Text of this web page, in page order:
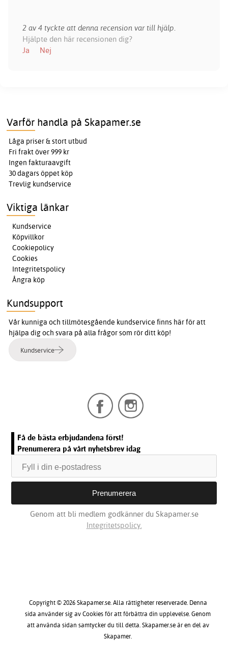
2 av 4 tyckte att denna recension var till hjälp.
Hjälpte den här recensionen dig?
Ja
Nej
Varför handla på Skapamer.se
Låga priser & stort utbud
Fri frakt över 999 kr
Ingen fakturaavgift
30 dagars öppet köp
Trevlig kundservice
Viktiga länkar
Kundservice
Köpvillkor
Cookiepolicy
Cookies
Integritetspolicy
Ångra köp
Kundsupport
Vår kunniga och tillmötesgående kundservice finns här för att
hjälpa dig och svara på alla frågor som rör ditt köp!
Kundservice
Få de bästa erbjudandena först!
Prenumerera på vårt nyhetsbrev idag
Genom att bli medlem godkänner du Skapamer.se
Integritetspolicy.
Copyright © 2026 Skapamer.se. Alla rättigheter reserverade. Denna
sida använder sig av Cookies för att förbättra din upplevelse. Genom
att använda sidan samtycker du till detta. Skapamer.se är en del av
Skapamer.